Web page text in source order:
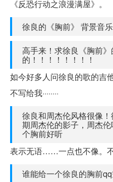
《反恐行动之浪漫满屋》。
徐良的《胸前》 背景音
高手来！求徐良《胸前
的！！！！！！！！
如今好多人问徐良的歌的吉他
不写给我········
徐良和周杰伦风格很像
期周杰伦的影子，周杰
个胸前好听
表示无语……一点也不像。
谁能给一个徐良的胸前